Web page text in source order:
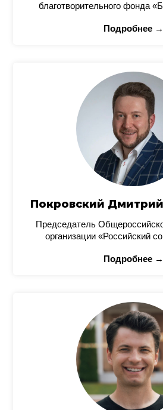
благотворительного фонда
Подробнее →
Покровский Дмитрий
Председатель
организации «Российский
Подробнее →